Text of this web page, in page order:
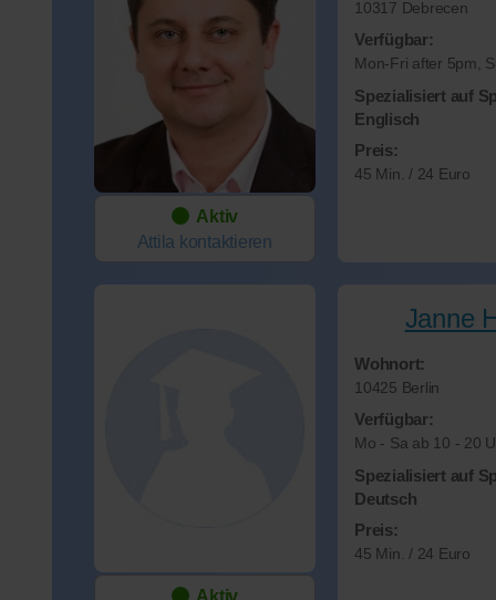
Aktiv
Attila kontaktieren
10317 Debrecen
Verfügbar:
Mon-Fri after 5pm,
Spezialisiert auf
Englisch
Preis:
45 Min. / 24 Euro
Janne
Wohnort:
10425 Berlin
Verfügbar:
Mo - Sa ab 10 - 20
Spezialisiert auf
Deutsch
Preis:
45 Min. / 24 Euro